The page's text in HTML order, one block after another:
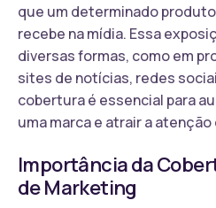
que um determinado
recebe na mídia. Essa
diversas formas, como em
sites de notícias, redes
cobertura é essencial para
uma marca e atrair a
Importância da
de Marketing